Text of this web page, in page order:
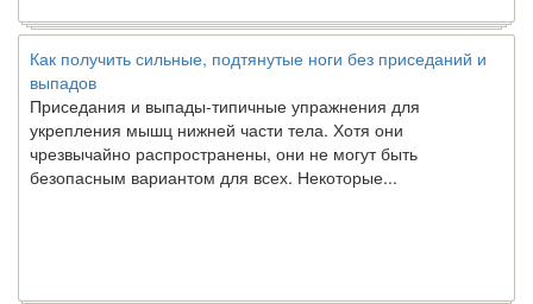
Как получить сильные, подтянутые ноги без приседаний и
выпадов
Приседания и выпады-типичные упражнения для
укрепления мышц нижней части тела. Хотя они
чрезвычайно распространены, они не могут быть
безопасным вариантом для всех. Некоторые...